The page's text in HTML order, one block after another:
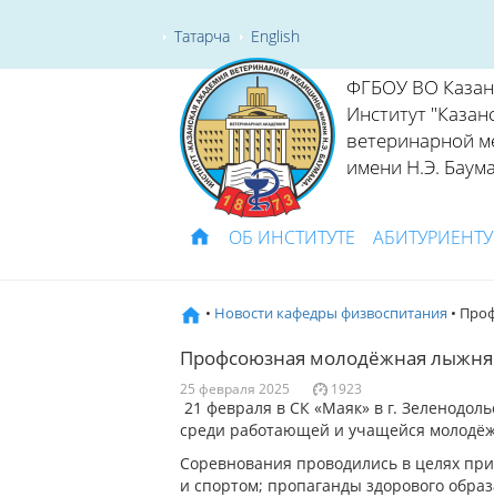
Татарча English
ФГБОУ ВО
Институт
ветеринарной
имени Н.Э.
ОБ ИНСТИТУТЕ АБИТУРИЕНТУ
• Новости кафедры физвоспитания •
Профсоюзная молодёжная лыжня
25 февраля 2025 1923
21 февраля в СК «Маяк» в г.
среди работающей и учащейся
Соревнования проводились в целях
и спортом; пропаганды здорового